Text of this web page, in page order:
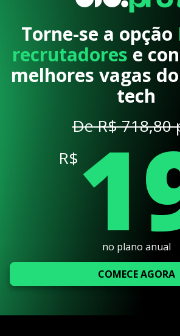
Torne-se a opção
recrutadores e
melhores vagas
tech
De R$ 718,80
R$
no plano anual
COMECE AGORA